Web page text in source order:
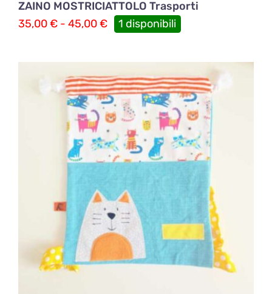
ZAINO MOSTRICIATTOLO Trasporti
35,00€ - 45,00€Fascia
di
da
35,00 €
a
45,00 €
1 disponibili